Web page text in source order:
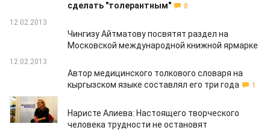
сделать "толерантным"
8
12.02.2013
Чингизу Айтматову посвятят раздел на
Московской международной книжной ярмарке
12.02.2013
Автор медицинского толкового словаря на
кыргызском языке составлял его три года
1
01.02.2013
Наристе Алиева: Настоящего творческого
человека трудности не остановят